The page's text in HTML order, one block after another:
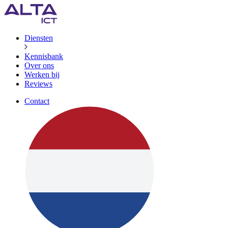
Diensten
Kennisbank
Over ons
Werken bij
Reviews
Contact